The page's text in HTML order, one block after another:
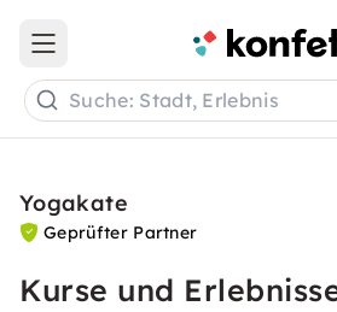
Open main menu
Suche: Stadt, Erlebnis
Yogakate
Geprüfter Partner
Kurse und